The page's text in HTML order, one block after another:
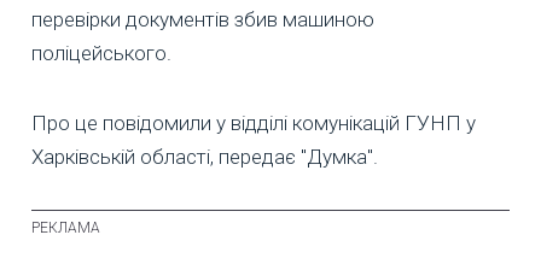
перевірки документів збив машиною
поліцейського.
Про це повідомили у відділі комунікацій ГУНП у
Харківській області, передає "Думка".